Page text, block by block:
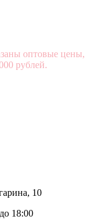
оптовые цены,
рублей.
10
18:00